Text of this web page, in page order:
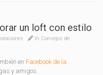
un loft con estilo
In Consejos de
en Facebook de la
y amigos.